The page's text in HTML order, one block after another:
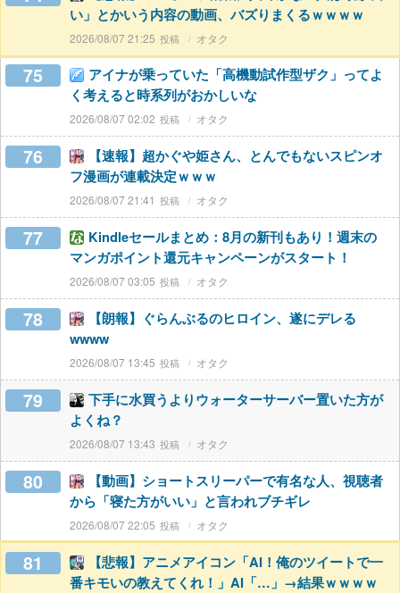
い」とかいう内容の動画、バズりまくるｗｗｗｗ
2026/08/07 21:25 オタク
75
アイナが乗っていた「高機動試作型ザク」ってよ
く考えると時系列がおかしいな
2026/08/07 02:02 オタク
76
【速報】超かぐや姫さん、とんでもないスピンオ
フ漫画が連載決定ｗｗｗ
2026/08/07 21:41 オタク
77
Kindleセールまとめ：8月の新刊もあり！週末の
マンガポイント還元キャンペーンがスタート！
2026/08/07 03:05 オタク
78
【朗報】ぐらんぶるのヒロイン、遂にデレる
wwww
2026/08/07 13:45 オタク
79
下手に水買うよりウォーターサーバー置いた方が
よくね？
2026/08/07 13:43 オタク
80
【動画】ショートスリーパーで有名な人、視聴者
から「寝た方がいい」と言われブチギレ
2026/08/07 22:05 オタク
81
【悲報】アニメアイコン「AI！俺のツイートで一
番キモいの教えてくれ！」AI「…」→結果ｗｗｗｗ